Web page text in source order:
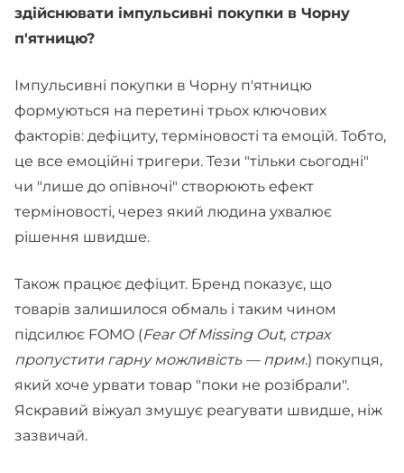
здійснювати імпульсивні покупки в Чорну
п'ятницю?
Імпульсивні покупки в Чорну п'ятницю
формуються на перетині трьох ключових
факторів: дефіциту, терміновості та емоцій. Тобто,
це все емоційні тригери. Тези "тільки сьогодні"
чи "лише до опівночі" створюють ефект
терміновості, через який людина ухвалює
рішення швидше.
Також працює дефіцит. Бренд показує, що
товарів залишилося обмаль і таким чином
підсилює FOMO (Fear Of Missing Out, страх
пропустити гарну можливість — прим.) покупця,
який хоче урвати товар "поки не розібрали".
Яскравий віжуал змушує реагувати швидше, ніж
зазвичай.